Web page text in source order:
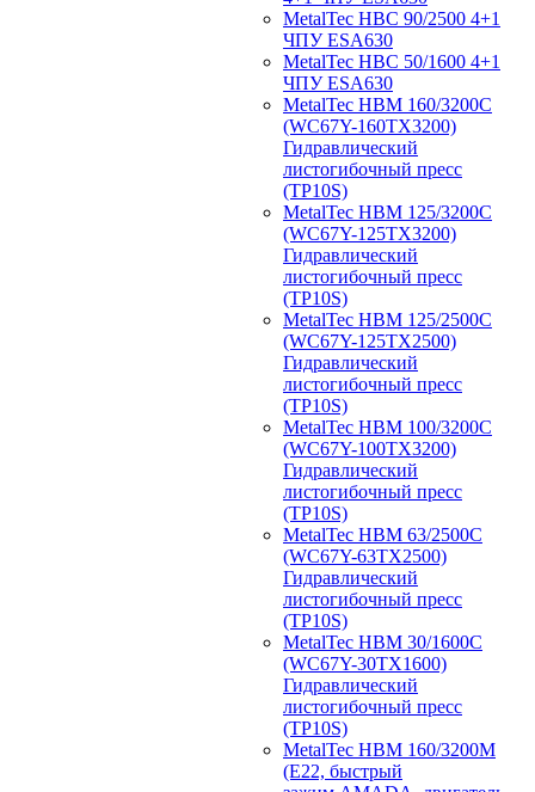
MetalTec HBС 90/2500 4+1
ЧПУ ESA630
MetalTec HBС 50/1600 4+1
ЧПУ ESA630
MetalTec HBM 160/3200C
(WC67Y-160TX3200)
Гидравлический
листогибочный пресс
(TP10S)
MetalTec HBM 125/3200C
(WC67Y-125TX3200)
Гидравлический
листогибочный пресс
(TP10S)
MetalTec HBM 125/2500C
(WC67Y-125TX2500)
Гидравлический
листогибочный пресс
(TP10S)
MetalTec HBM 100/3200C
(WC67Y-100TX3200)
Гидравлический
листогибочный пресс
(TP10S)
MetalTec HBM 63/2500C
(WC67Y-63TX2500)
Гидравлический
листогибочный пресс
(TP10S)
MetalTec HBM 30/1600C
(WC67Y-30TX1600)
Гидравлический
листогибочный пресс
(TP10S)
MetalTec HBM 160/3200M
(E22, быстрый